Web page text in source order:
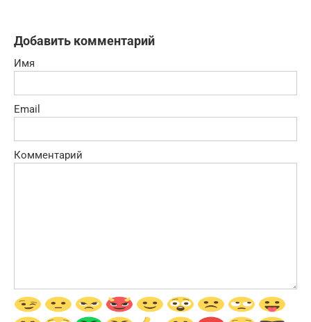
Добавить комментарий
Имя
Email
Комментарий